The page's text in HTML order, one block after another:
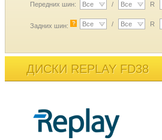
Передних шин: Все / Все R
Задних шин: ? Все / Все R
ДИСКИ REPLAY FD38